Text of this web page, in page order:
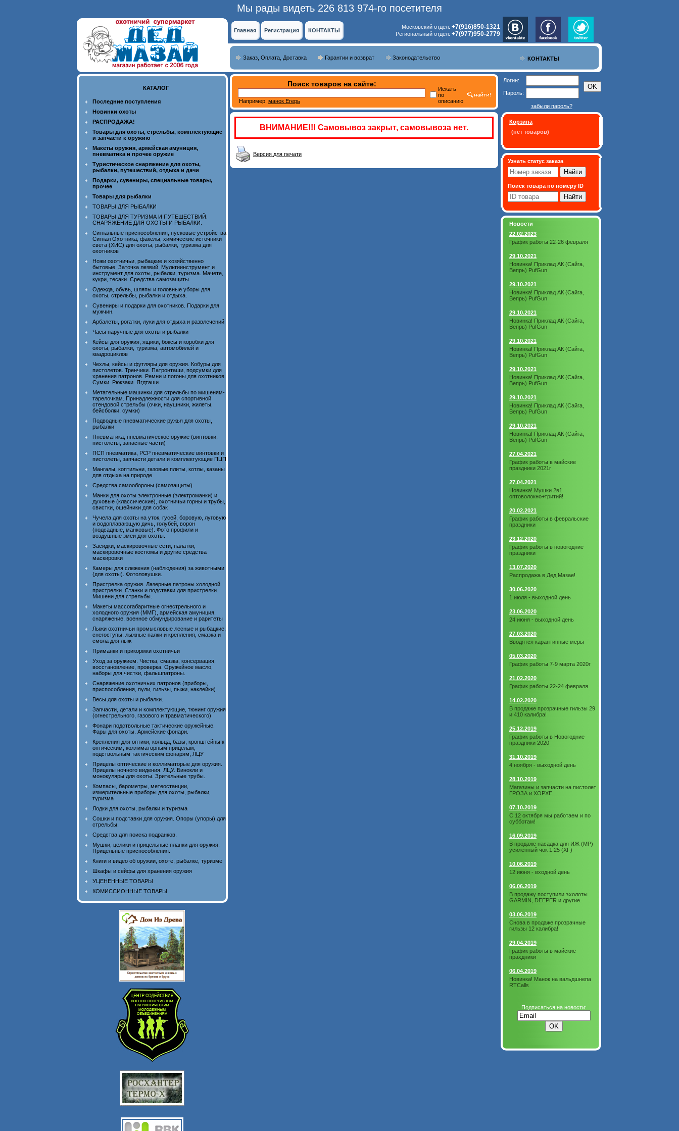
Мы рады видеть 226 813 974-го посетителя
Главная Регистрация КОНТАКТЫ
Московский отдел: +7(916)850-1321
Региональный отдел: +7(977)950-2779
КОНТАКТЫ
Заказ, Оплата, Доставка Гарантии и возврат Законодательство
КАТАЛОГ
Последние поступления
Новинки охоты
РАСПРОДАЖА!
Товары для охоты, стрельбы, комплектующие
и запчасти к оружию
Макеты оружия, армейская амуниция,
пневматика и прочее оружие
Туристическое снаряжение для охоты,
рыбалки, путешествий, отдыха и дачи
Подарки, сувениры, специальные товары,
прочее
Товары для рыбалки
ТОВАРЫ ДЛЯ РЫБАЛКИ
ТОВАРЫ ДЛЯ ТУРИЗМА И ПУТЕШЕСТВИЙ.
СНАРЯЖЕНИЕ ДЛЯ ОХОТЫ И РЫБАЛКИ.
Сигнальные приспособления, пусковые устройства
Сигнал Охотника, факелы, химические источники
света (ХИС) для охоты, рыбалки, туризма для
охотников
Ножи охотничьи, рыбацкие и хозяйственно
бытовые. Заточка лезвий. Мультиинструмент и
инструмент для охоты, рыбалки, туризма. Мачете,
кукри, тесаки. Средства самозащиты.
Одежда, обувь, шляпы и головные уборы для
охоты, стрельбы, рыбалки и отдыха.
Сувениры и подарки для охотников. Подарки для
мужчин.
Арбалеты, рогатки, луки для отдыха и развлечений
Часы наручные для охоты и рыбалки
Кейсы для оружия, ящики, боксы и коробки для
охоты, рыбалки, туризма, автомобилей и
квадроциклов
Чехлы, кейсы и футляры для оружия. Кобуры для
пистолетов. Тренчики. Патронташи, подсумки для
хранения патронов. Ремни и погоны для охотников.
Сумки. Рюкзаки. Ягдташи.
Метательные машинки для стрельбы по мишеням-
тарелочкам. Принадлежности для спортивной
стендовой стрельбы (очки, наушники, жилеты,
бейсболки, сумки)
Подводные пневматические ружья для охоты,
рыбалки
Пневматика, пневматическое оружие (винтовки,
пистолеты, запасные части)
ПСП пневматика, PCP пневматические винтовки и
пистолеты, запчасти детали и комплектующие ПЦП
Мангалы, коптильни, газовые плиты, котлы, казаны
для отдыха на природе
Средства самообороны (самозащиты).
Манки для охоты электронные (электроманки) и
духовые (классические), охотничьи горны и трубы,
свистки, ошейники для собак
Чучела для охоты на уток, гусей, боровую, луговую
и водоплавающую дичь, голубей, ворон
(подсадные, манковые). Фото профили и
воздушные змеи для охоты.
Засидки, маскировочные сети, палатки,
маскировочные костюмы и другие средства
маскировки
Камеры для слежения (наблюдения) за животными
(для охоты). Фотоловушки.
Пристрелка оружия. Лазерные патроны холодной
пристрелки. Станки и подставки для пристрелки.
Мишени для стрельбы.
Макеты массогабаритные огнестрельного и
холодного оружия (ММГ), армейская амуниция,
снаряжение, военное обмундирование и раритеты
Лыжи охотничьи промысловые лесные и рыбацкие,
снегоступы, лыжные палки и крепления, смазка и
смола для лыж
Приманки и прикормки охотничьи
Уход за оружием. Чистка, смазка, консервация,
восстановление, проверка. Оружейное масло,
наборы для чистки, фальшпатроны.
Снаряжение охотничьих патронов (приборы,
приспособления, пули, гильзы, пыжи, наклейки)
Весы для охоты и рыбалки.
Запчасти, детали и комплектующие, тюнинг оружия
(огнестрельного, газового и травматического)
Фонари подствольные тактические оружейные.
Фары для охоты. Армейские фонари.
Крепления для оптики, кольца, базы, кронштейны к
оптическим, коллиматорным прицелам,
подствольным тактическим фонарям, ЛЦУ
Прицелы оптические и коллиматорые для оружия.
Прицелы ночного видения. ЛЦУ. Бинокли и
монокуляры для охоты. Зрительные трубы.
Компасы, барометры, метеостанции,
измерительные приборы для охоты, рыбалки,
туризма
Лодки для охоты, рыбалки и туризма
Сошки и подставки для оружия. Опоры (упоры) для
стрельбы.
Средства для поиска подранков.
Мушки, целики и прицельные планки для оружия.
Прицельные приспособления.
Книги и видео об оружии, охоте, рыбалке, туризме
Шкафы и сейфы для хранения оружия
УЦЕНЕННЫЕ ТОВАРЫ
КОМИССИОННЫЕ ТОВАРЫ
Поиск товаров на сайте:
Например, манок Егерь
Искать
по
описанию
ВНИМАНИЕ!!! Самовывоз закрыт, самовывоза нет.
Версия для печати
Логин:
Пароль:
забыли пароль?
Корзина
(нет товаров)
Узнать статус заказа
Поиск товара по номеру ID
Новости
22.02.2023
График работы 22-26 февраля
29.10.2021
Новинка! Приклад АК (Сайга,
Вепрь) PufGun
29.10.2021
Новинка! Приклад АК (Сайга,
Вепрь) PufGun
29.10.2021
Новинка! Приклад АК (Сайга,
Вепрь) PufGun
29.10.2021
Новинка! Приклад АК (Сайга,
Вепрь) PufGun
29.10.2021
Новинка! Приклад АК (Сайга,
Вепрь) PufGun
29.10.2021
Новинка! Приклад АК (Сайга,
Вепрь) PufGun
29.10.2021
Новинка! Приклад АК (Сайга,
Вепрь) PufGun
27.04.2021
График работы в майские
праздники 2021г
27.04.2021
Новинка! Мушки 2в1
оптоволокно+тритий!
20.02.2021
График работы в февральские
праздники
23.12.2020
График работы в новогодние
праздники
13.07.2020
Распродажа в Дед Мазае!
30.06.2020
1 июля - выходной день
23.06.2020
24 июня - выходной день
27.03.2020
Вводятся карантинные меры
05.03.2020
График работы 7-9 марта 2020г
21.02.2020
График работы 22-24 февраля
14.02.2020
В продаже прозрачные гильзы 29
и 410 калибра!
25.12.2019
График работы в Новогодние
праздники 2020
31.10.2019
4 ноября - выходной день
28.10.2019
Магазины и запчасти на пистолет
ГРОЗА и ХОРХЕ
07.10.2019
С 12 октября мы работаем и по
субботам!
16.09.2019
В продаже насадка для ИЖ (МР)
усиленный чок 1.25 (XF)
10.06.2019
12 июня - входной день
06.06.2019
В продажу поступили эхолоты
GARMIN, DEEPER и другие.
03.06.2019
Снова в продаже прозрачные
гильзы 12 калибра!
29.04.2019
График работы в майские
прахдники
06.04.2019
Новинка! Манок на вальдшнепа
RTCalls
Подписаться на новости: